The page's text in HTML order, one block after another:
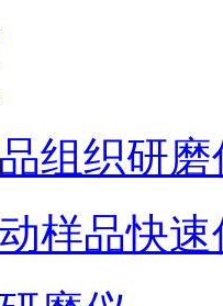
组织研磨
样品快速